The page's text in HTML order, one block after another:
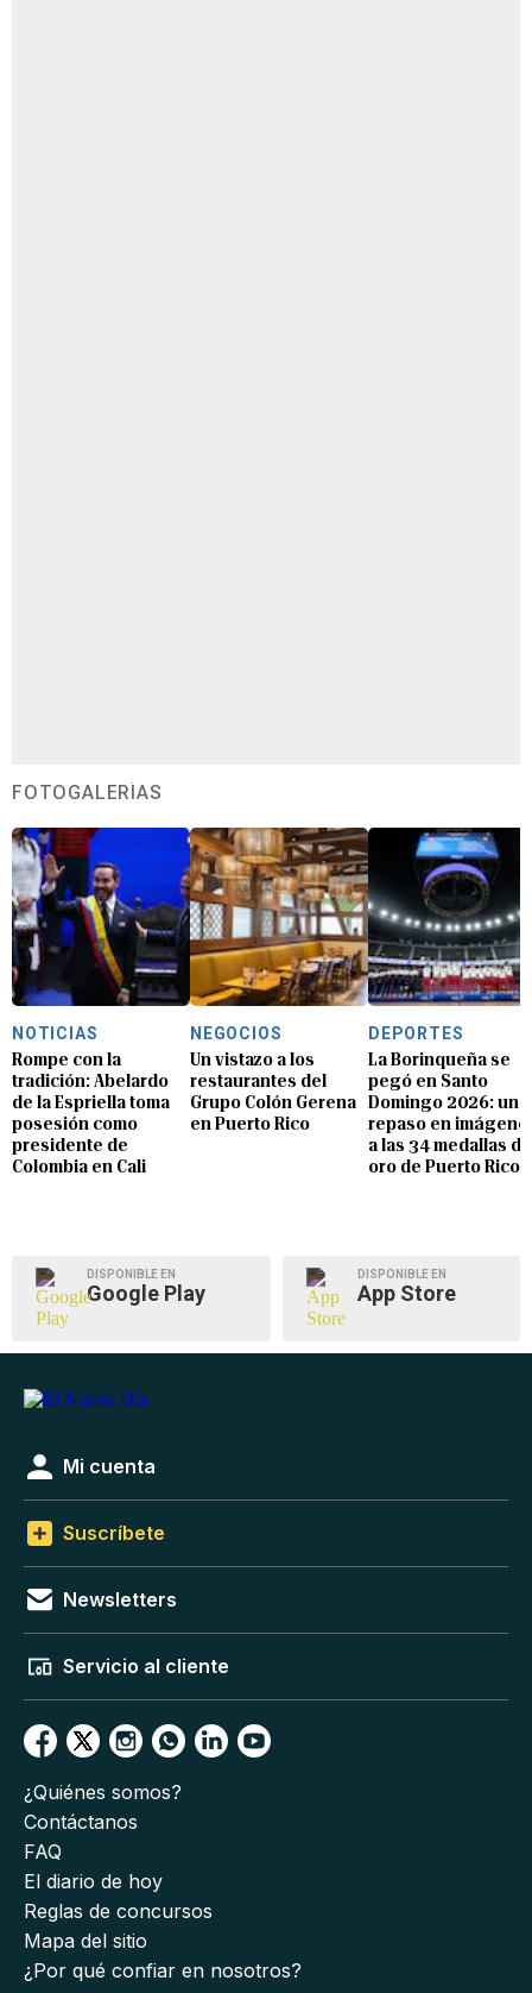
FOTOGALERÍAS
NOTICIAS
Rompe con la
tradición: Abelardo
de la Espriella toma
posesión como
presidente de
Colombia en Cali
NEGOCIOS
Un vistazo a los
restaurantes del
Grupo Colón Gerena
en Puerto Rico
DEPORTES
La Borinqueña se
pegó en Santo
Domingo 2026: un
repaso en
a las 34 medallas de
oro de Puerto Rico
DISPONIBLE EN
Google Play
DISPONIBLE EN
App Store
Mi cuenta
Suscríbete
Newsletters
Servicio al cliente
¿Quiénes somos?
Contáctanos
FAQ
El diario de hoy
Reglas de concursos
Mapa del sitio
¿Por qué confiar en nosotros?